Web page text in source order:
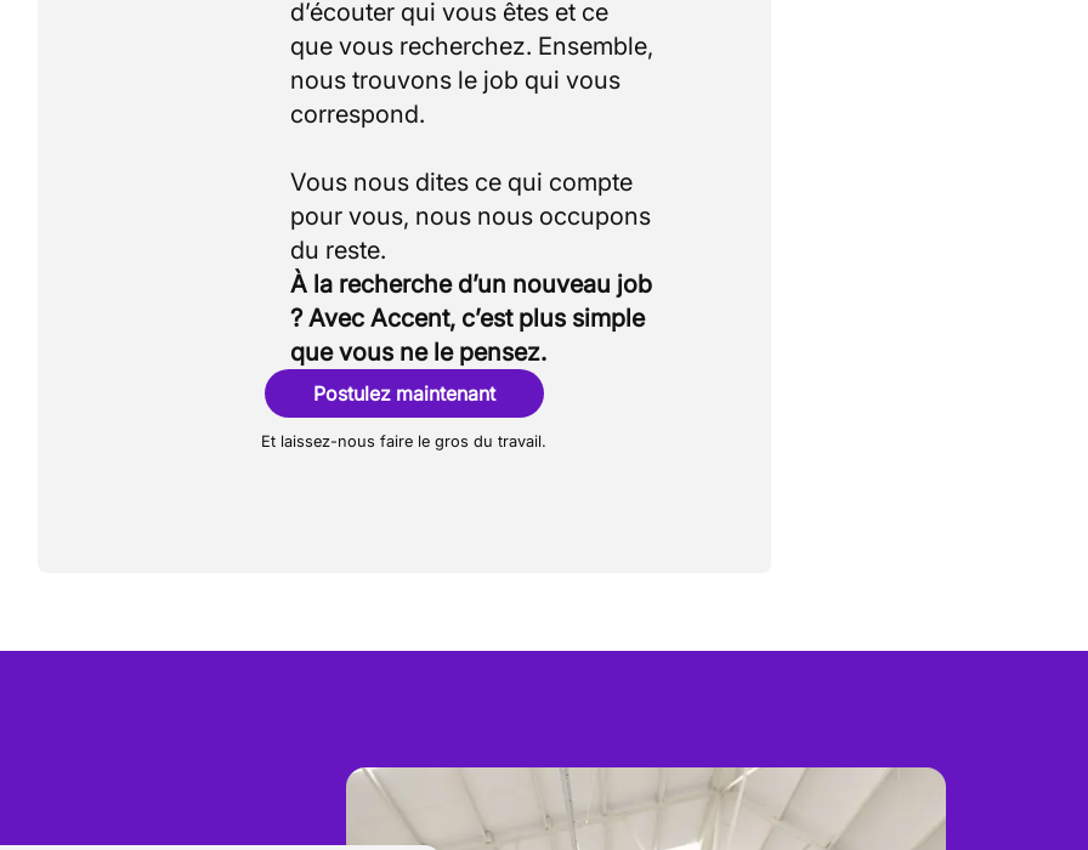
d’écouter qui vous êtes et ce
que vous recherchez. Ensemble,
nous trouvons le job qui vous
correspond.
Vous nous dites ce qui compte
pour vous, nous nous occupons
À la recherche d’un nouveau job
? Avec Accent, c’est plus simple
que vous ne le pensez.
Postulez maintenant
Et laissez-nous faire le gros du travail.